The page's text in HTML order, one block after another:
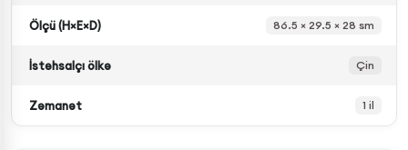
Ölçü (H×E×D) 86.5 × 29.5 × 28 sm
İstehsalçı ölkə Çin
Zəmanət 1 il